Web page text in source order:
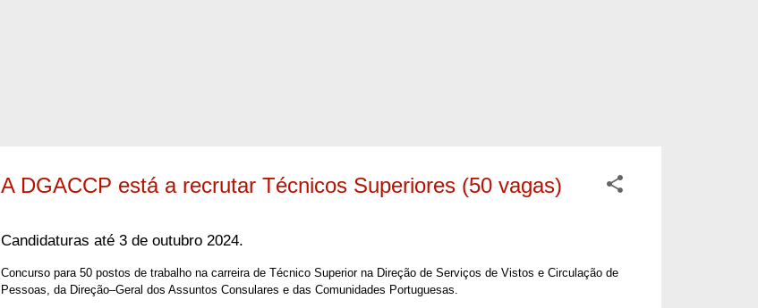
A DGACCP está a recrutar Técnicos Superiores (50 vagas)
Candidaturas até 3 de outubro 2024.
Concurso para 50 postos de trabalho na carreira de Técnico Superior na Direção de Serviços de Vistos e Circulação de
Pessoas, da Direção–Geral dos Assuntos Consulares e das Comunidades Portuguesas.